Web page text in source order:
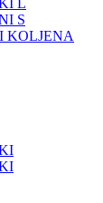
L
S
KOLJENA